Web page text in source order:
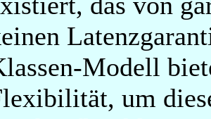
Modell
um